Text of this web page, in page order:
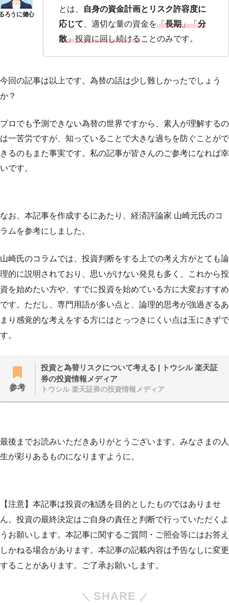
とは、
自身の資金計画とリスク許容度に
応じて 、適切な量の資金を「長期」「分
散」投資に回し続けることのみです。
今回の記事は以上です。為替の話は少し難しかったでしょう
か？
プロでも予測できない為替の世界ですから、素人が理解するの
は一苦労ですが、知っていることで大きな過ちを防ぐことがで
きるのもまた事実です。私の記事が皆さんのご参考になれば幸
いです。
なお、本記事を作成するにあたり、経済評論家 山崎元氏のコ
ラムを参考にしました。
山崎氏のコラムでは、投資判断をする上での考え方がとても論
理的に説明されており、思いがけない発見も多く、これから投
資を始めたい方や、すでに投資を始めている方に大変おすすめ
です。ただし、専門用語が多い点と、論理的思考が強過ぎるあ
まり感覚的な考えをする方にはとっつきにくい点は玉にきずで
す。
参考
投資と為替リスクについて考える | トウシル 楽天証
券の投資情報メディア
トウシル 楽天証券の投資情報メディア
最後までお読みいただきありがとうございます。みなさまの人
生が彩りあるものになりますように。
【注意】本記事は投資の勧誘を目的としたものではありませ
ん。投資の最終決定はご自身の責任と判断で行っていただくよ
うお願いします。本記事に関するご質問・ご照会等にはお答え
しかねる場合があります。本記事の記載内容は予告なしに変更
することがあります。ご了承お願いします。
SHARE